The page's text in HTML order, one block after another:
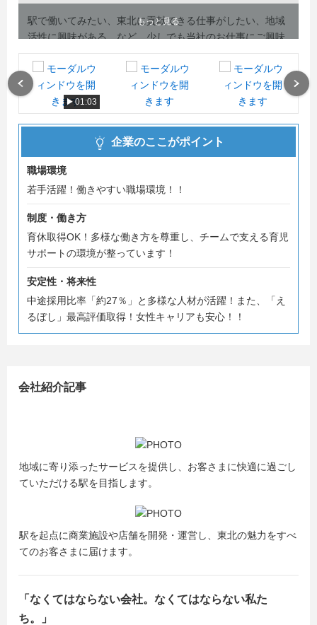
駅で働いてみたい、東北に貢献できる仕事がしたい、地域
活性に興味がある…など、少しでも当社のお仕事にご興味
のある方は、ぜひエントリーをお願いいたします！！
https://www.livit.jregroup.ne.jp/company/recruit/guideline
【採用に関するお問い合わせ先】
もっと見る
01:03
企業のここがポイント
職場環境
若手活躍！働きやすい職場環境！！
制度・働き方
育休取得OK！多様な働き方を尊重し、チームで支える育児
サポートの環境が整っています！
安定性・将来性
中途採用比率「約27％」と多様な人材が活躍！また、「え
るぼし」最高評価取得！女性キャリアも安心！！
会社紹介記事
地域に寄り添ったサービスを提供し、お客さまに快適に過ごし
ていただける駅を目指します。
駅を起点に商業施設や店舗を開発・運営し、東北の魅力をすべ
てのお客さまに届けます。
「なくてはならない会社。なくてはならない私た
ち。」